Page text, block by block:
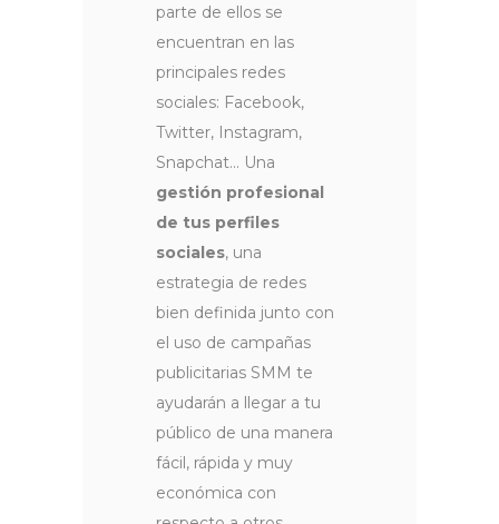
parte de ellos se
encuentran en las
principales redes
sociales: Facebook,
Twitter, Instagram,
Snapchat… Una
gestión profesional
de tus perfiles
sociales, una
estrategia de redes
bien definida junto con
el uso de campañas
publicitarias SMM te
ayudarán a llegar a tu
público de una manera
fácil, rápida y muy
económica con